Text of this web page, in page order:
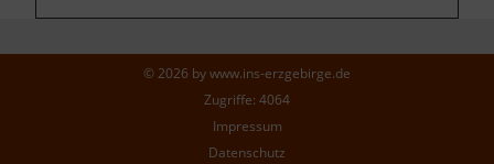
© 2026 bywww.ins-erzgebirge.de
Zugriffe: 4064
Impressum
Datenschutz